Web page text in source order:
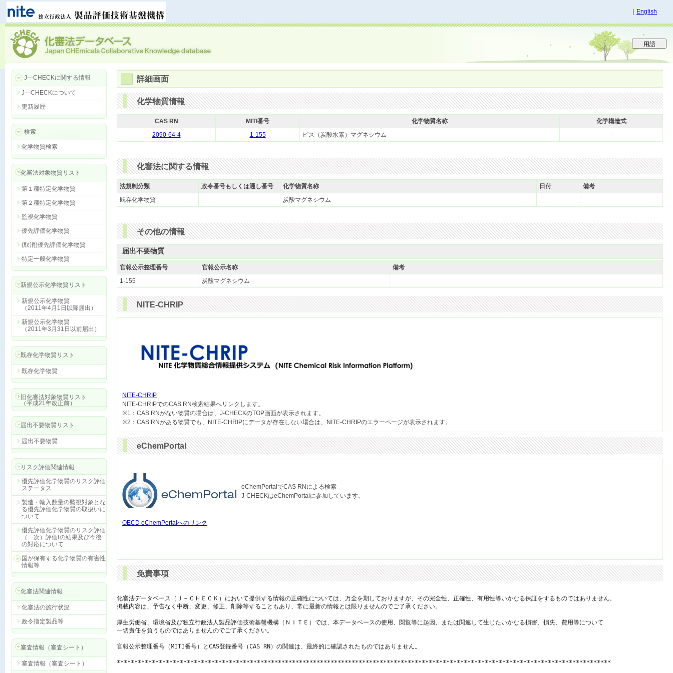
English
J―CHECKに関する情報
J―CHECKについて
更新履歴
検索
化学物質検索
化審法対象物質リスト
第１種特定化学物質
第２種特定化学物質
監視化学物質
優先評価化学物質
(取消)優先評価化学物質
特定一般化学物質
新規公示化学物質リスト
新規公示化学物質
（2011年4月1日以降届出）
新規公示化学物質
（2011年3月31日以前届出）
既存化学物質リスト
既存化学物質
旧化審法対象物質リスト
（平成21年改正前）
届出不要物質リスト
届出不要物質
リスク評価関連情報
優先評価化学物質のリスク評価
ステータス
製造・輸入数量の監視対象とな
る優先評価化学物質の取扱いに
ついて
優先評価化学物質のリスク評価
（一次）評価Ⅰの結果及び今後
の対応について
国が保有する化学物質の有害性
情報等
化審法関連情報
化審法の施行状況
政令指定製品等
審査情報（審査シート）
審査情報（審査シート）
詳細画面
化学物質情報
CAS RN MITI番号 化学物質名称
化学構造式
2090-64-4
1-155 ビス（炭酸水素）マグネシウム -
化審法に関する情報
法規制分類 政令番号もしくは通し番号 化学物質名称 日付
備考
既存化学物質
- 炭酸マグネシウム
その他の情報
届出不要物質
官報公示整理番号 官報公示名称
備考
1-155
炭酸マグネシウム
NITE-CHRIP
NITE-CHRIP
NITE-CHRIPでのCAS RN検索結果へリンクします。
※1：CAS RNがない物質の場合は、J-CHECKのTOP画面が表示されます。
eChemPortal
eChemPortalでCAS RNによる検索
J-CHECKはeChemPortalに参加しています。
OECD eChemPortalへのリンク
免責事項
化審法データベース（Ｊ－ＣＨＥＣＫ）において提供する情報の正確性については、万全を期しておりますが、その完全性、正確性、有用性等いかなる保証をするものではありません。
掲載内容は、予告なく中断、変更、修正、削除等することもあり、常に最新の情報とは限りませんのでご了承ください。
厚生労働省、環境省及び独立行政法人製品評価技術基盤機構（ＮＩＴＥ）では、本データベースの使用、閲覧等に起因、または関連して生じたいかなる損害、損失、費用等について
一切責任を負うものではありませんのでご了承ください。
官報公示整理番号（MITI番号）とCAS登録番号（CAS RN）の関連は、最終的に確認されたものではありません。
*********************************************************************************************************************************************